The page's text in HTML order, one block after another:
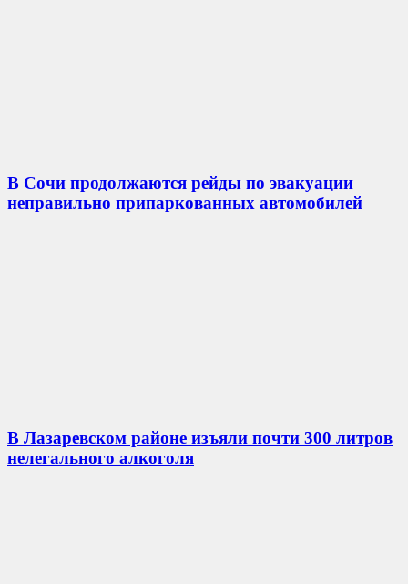
В Сочи продолжаются рейды по эвакуации
неправильно припаркованных автомобилей
В Лазаревском районе изъяли почти 300 литров
нелегального алкоголя